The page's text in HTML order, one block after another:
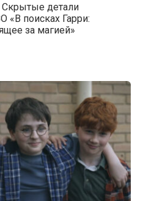
детали
«В поисках Гарри:
за магией»